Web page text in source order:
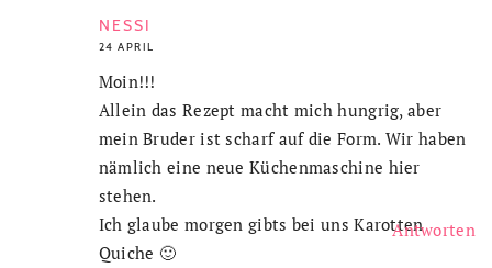
NESSI
24 APRIL
Moin!!!
Allein das Rezept macht mich hungrig, aber
mein Bruder ist scharf auf die Form. Wir haben
nämlich eine neue Küchenmaschine hier
stehen.
Ich glaube morgen gibts bei uns Karotten
Quiche 🙂
Antworten